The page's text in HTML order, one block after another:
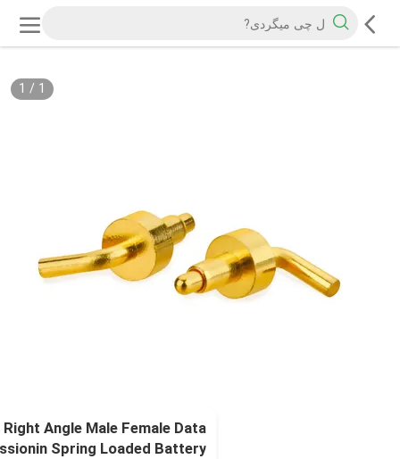
1
/
1
Angle Male Female Data
Spring Loaded Battery